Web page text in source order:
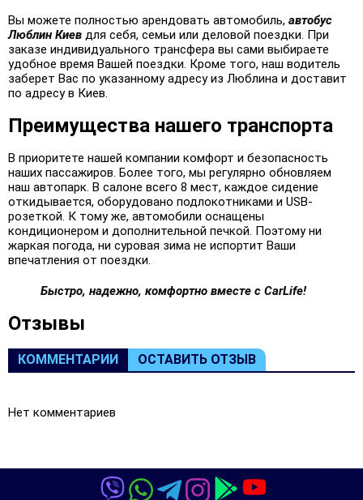
Вы можете полностью арендовать автомобиль, автобус
Люблин Киев для себя, семьи или деловой поездки. При
заказе индивидуального трансфера вы сами выбираете
удобное время Вашей поездки. Кроме того, наш водитель
заберет Вас по указанному адресу из Люблина и доставит
по адресу в Киев.
Преимущества нашего транспорта
В приоритете нашей компании комфорт и безопасность
наших пассажиров. Более того, мы регулярно обновляем
наш автопарк. В салоне всего 8 мест, каждое сидение
откидывается, оборудовано подлокотниками и USB-
розеткой. К тому же, автомобили оснащены
кондиционером и дополнительной печкой. Поэтому ни
жаркая погода, ни суровая зима не испортит Ваши
впечатления от поездки.
Быстро, надежно, комфортно вместе с CarLife!
Oтзывы
КОММЕНТАРИИ ОСТАВИТЬ ОТЗЫВ
Нет комментариев